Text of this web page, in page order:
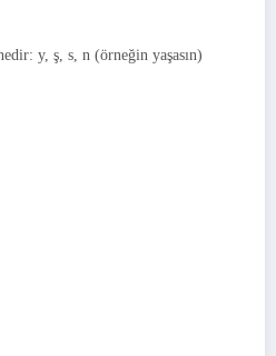
y, ş, s, n (örneğin yaşasın)